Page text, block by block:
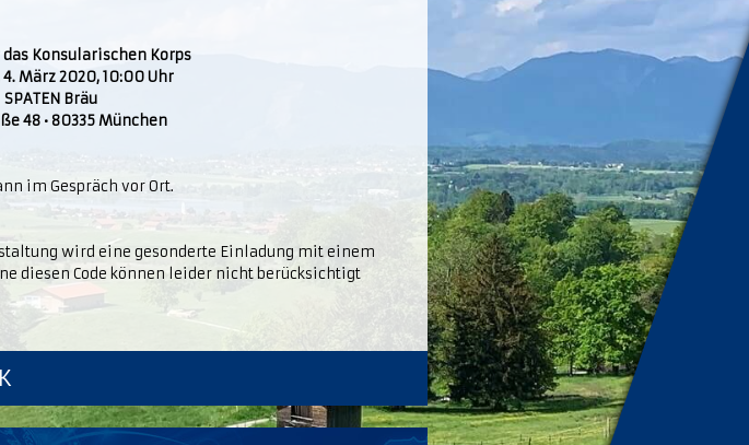
Konsularischen Korps
März 2020, 10:00 Uhr
SPATEN Bräu
48 • 80335 München
im Gespräch vor Ort.
wird eine gesonderte Einladung mit einem
diesen Code können leider nicht berücksichtigt